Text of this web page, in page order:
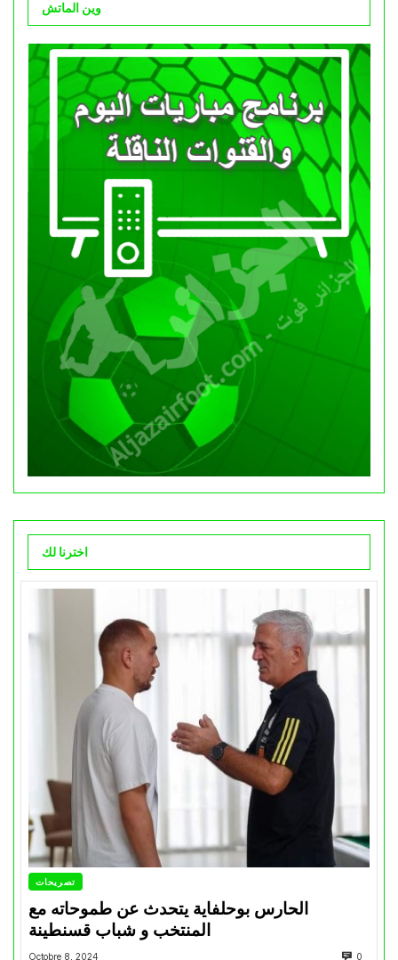
وين الماتش
اخترنا لك
تصريحات
الحارس بوحلفاية يتحدث عن طموحاته مع
المنتخب و شباب قسنطينة
Octobre 8, 2024 0